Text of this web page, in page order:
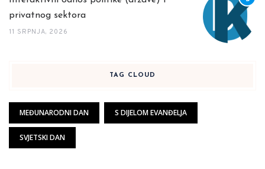
privatnog sektora
11 SRPNJA, 2026
TAG CLOUD
MEĐUNARODNI DAN S DIJELOM EVANĐELJA
SVJETSKI DAN